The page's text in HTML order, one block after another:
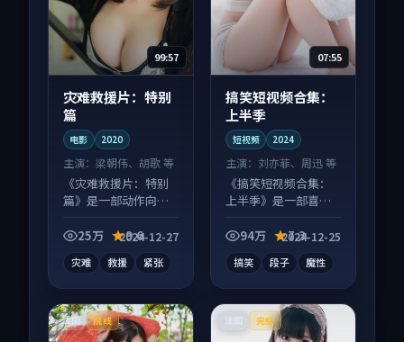
99:57
灾难救援片：特别
篇
电影 2020
主演： 梁朝伟、胡歌 等
《灾难救援片：特别
篇》是一部动作向电
为内核，情感戏份扎
25万 9.6
2024-12-27
灾难 救援 紧张
07:55
搞笑短视频合集：
上半季
短视频 2024
主演： 刘亦菲、周迅 等
《搞笑短视频合集：
上半季》是一部喜剧
大屏端观看，细节更
94万 7.3
2024-12-25
搞笑 段子 魔性
法国 院线 完结